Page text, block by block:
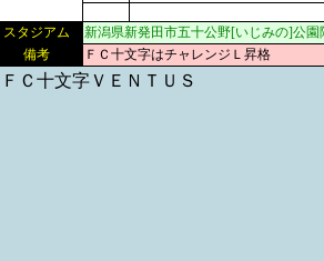
スタジアム
新潟県新発田市五十公野[いじみの]公園
備考
ＦＣ十文字はチャレンジＬ昇格
ＦＣ十文字ＶＥＮＴＵＳ